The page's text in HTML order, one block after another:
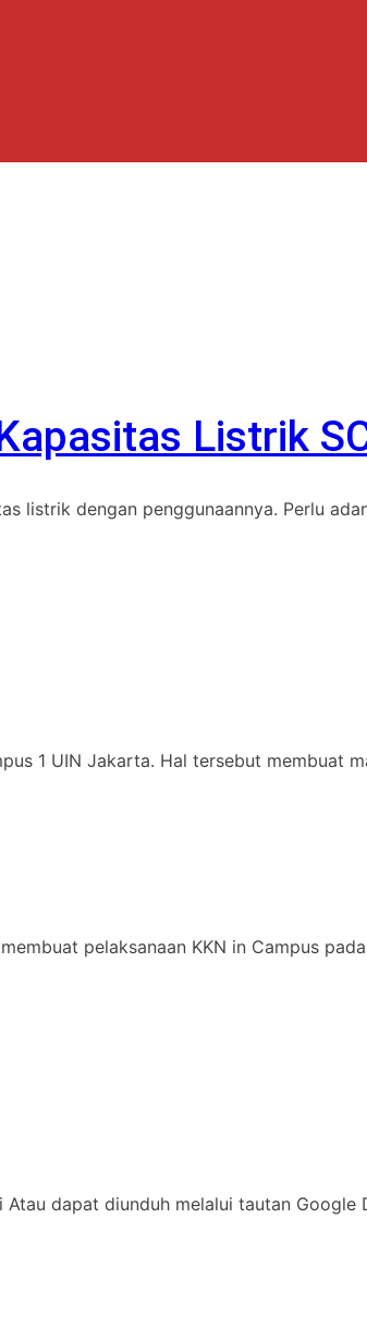
Listrik
listrik dengan penggunaannya. Perlu
1 UIN Jakarta. Hal tersebut membuat
pelaksanaan KKN in Campus
dapat diunduh melalui tautan Google